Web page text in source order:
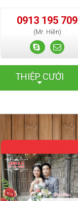
0913 195 709
(Mr. Hiền)
+
THIỆP CƯỚI